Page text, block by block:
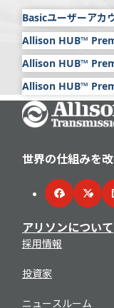
Basicユーザーアカ
以下の機能は、す
利用いただけます
ブレティン
サービスのヒ
的な通知とサ
使用されるア
始日、走行
アリソンのライブ
可能です。トピッ
メンテナンス、運
Allison HUB™
アリソンは世界中
HUB™Premiumサ
います。このサ
セスを提供し、ア
物、文献がご覧い
Allison HUB
その他のブレティ
追加の出版物に
インストラク
関する詳細な
サービスイ
Allison HUB™
プラ
年間
月間
1時間
*特別価格適用の
の担当者にお問
Allison HUB™
Allison
ださい。
タブでサブス
同意 cbgtg「
購入手続き完
ンするとプ
Go Home
世界の仕組みを
Facebook
アリソンについて
採用情報
投資家
ニュースルーム